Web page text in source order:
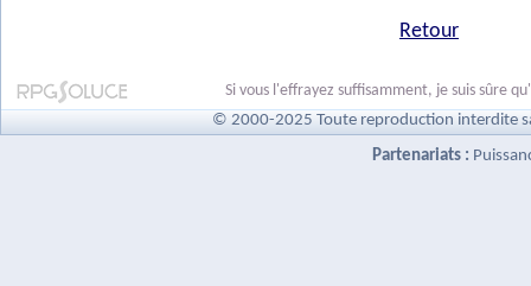
Retour
Si vous l'effrayez suffisamment, je suis sûre
© 2000-2025 Toute reproduction interdite
Partenariats :